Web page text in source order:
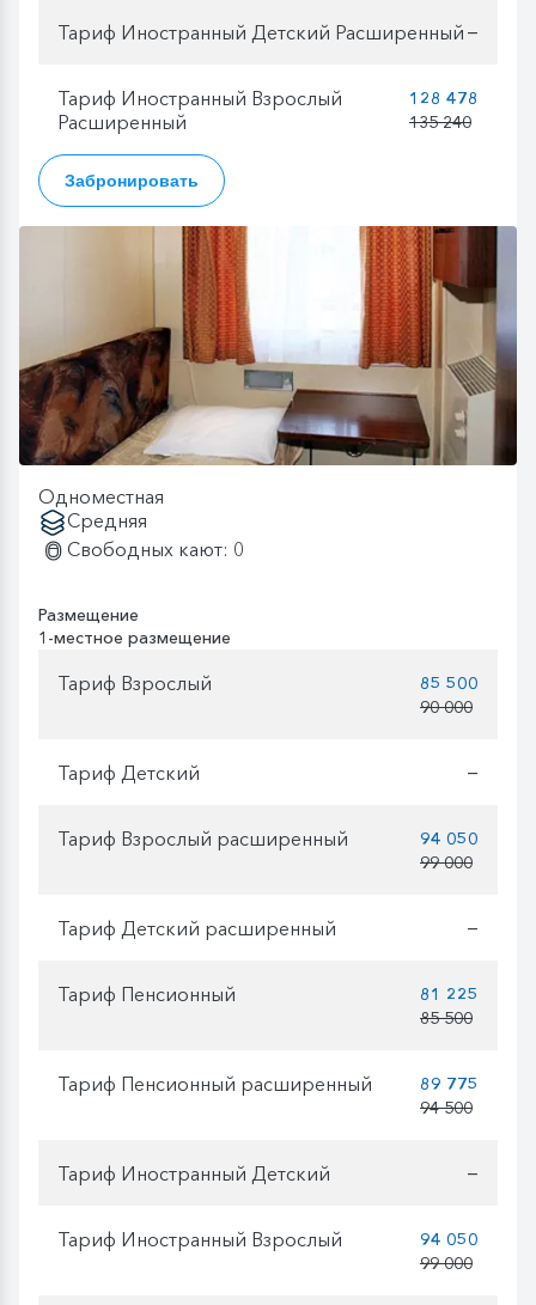
Тариф Иностранный Детский Расширенный —
Тариф Иностранный Взрослый
Расширенный
128 478
135 240
Забронировать
Одноместная
Средняя
Свободных кают: 0
Размещение
1-местное размещение
Тариф Взрослый
85 500
90 000
Тариф Детский —
Тариф Взрослый расширенный
94 050
99 000
Тариф Детский расширенный —
Тариф Пенсионный
81 225
85 500
Тариф Пенсионный расширенный
89 775
94 500
Тариф Иностранный Детский —
Тариф Иностранный Взрослый
94 050
99 000